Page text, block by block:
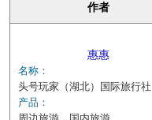
作者
惠惠
名称：
头号玩家（湖北）国际旅行社
产品：